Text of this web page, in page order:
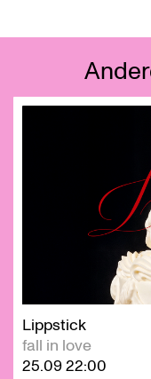
Overslaan
Lippstick
fall in love
25.0922:00